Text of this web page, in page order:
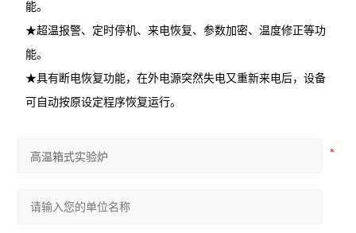
能。
★超温报警、定时停机、来电恢复、参数加密、温度修正等功
能。
★具有断电恢复功能，在外电源突然失电又重新来电后，设备
可自动按原设定程序恢复运行。